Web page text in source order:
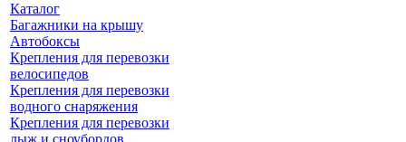
Каталог
Багажники на крышу
Автобоксы
Крепления для перевозки
велосипедов
Крепления для перевозки
водного снаряжения
Крепления для перевозки
лыж и сноубордов